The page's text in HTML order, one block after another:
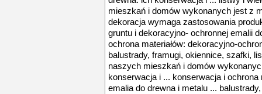
mieszkań i domów wykonanych jest z
dekoracja wymaga zastosowania
gruntu i dekoracyjno- ochronnej emalii
ochrona materiałów: dekoracyjno-
balustrady, framugi, okiennice, szafki,
naszych mieszkań i domów
konserwacja i ... konserwacja i ochrona
emalia do drewna i metalu ...